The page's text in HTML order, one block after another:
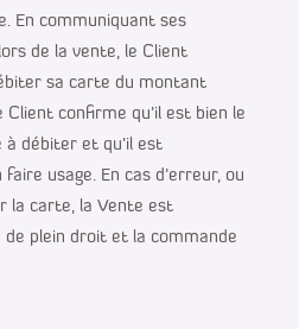
En communiquant ses
de la vente, le Client
sa carte du montant
confirme qu’il est bien le
débiter et qu’il est
usage. En cas d’erreur, ou
la carte, la Vente est
plein droit et la commande